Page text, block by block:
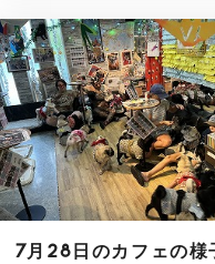
7月28日のカフェの様